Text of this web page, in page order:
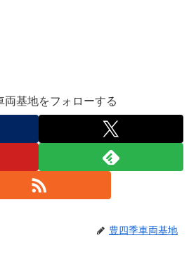
両基地をフォローする
豊四季車両基地